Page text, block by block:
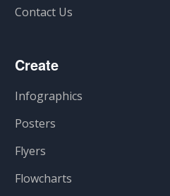
Contact Us
Create
Infographics
Posters
Flyers
Flowcharts